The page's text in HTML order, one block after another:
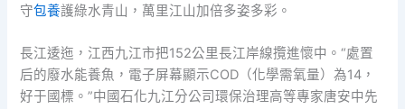
守包養護綠水青山，萬里江山加倍多姿多彩。
長江逶迤，江西九江市把152公里長江岸線攬進懷中。“處置
后的廢水能養魚，電子屏幕顯示COD（化學需氧量）為14，
好于國標。”中國石化九江分公司環保治理高等專家唐安中先